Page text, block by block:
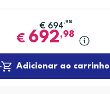
€ 694,98
€ 692,98
Adicionar ao carrinho